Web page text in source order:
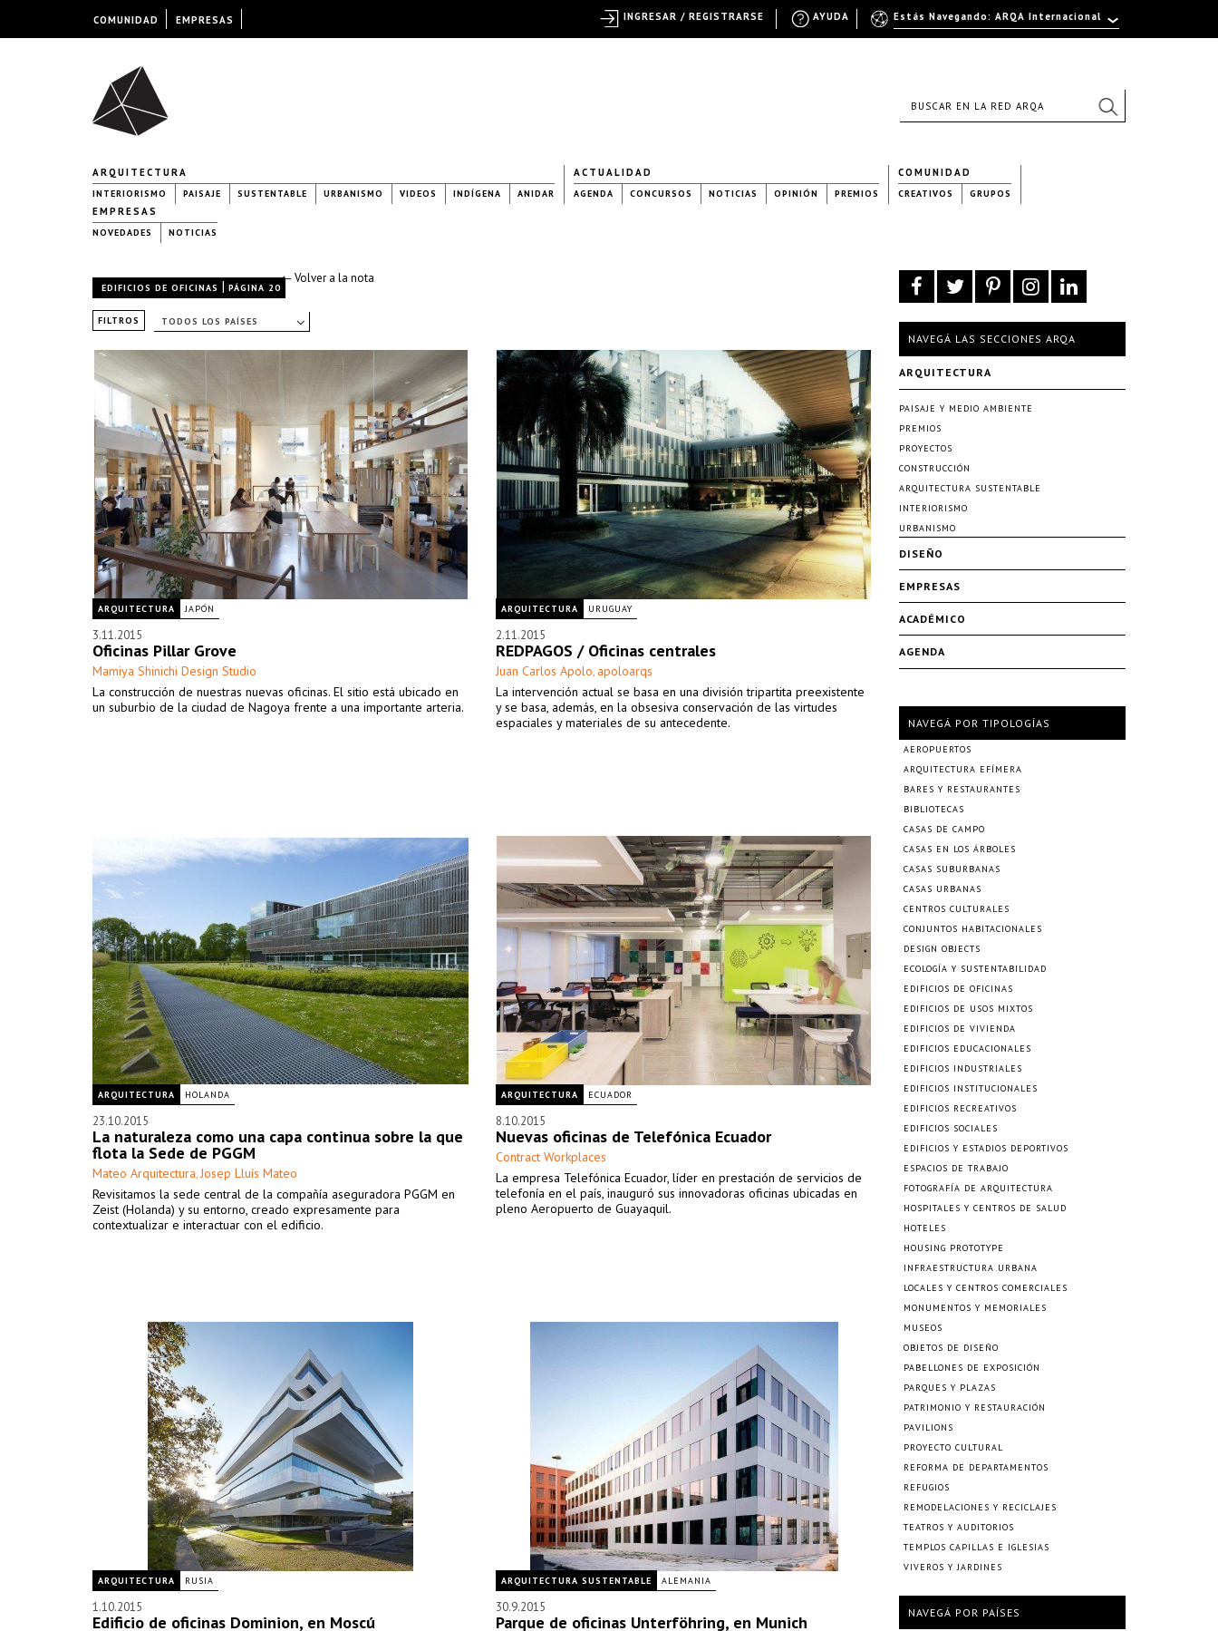
ARQUITECTURA
INTERIORISMO PAISAJE SUSTENTABLE URBANISMO VIDEOS INDÍGENA ANIDAR
ACTUALIDAD
AGENDA CONCURSOS NOTICIAS OPINIÓN PREMIOS
COMUNIDAD
CREATIVOS GRUPOS
EMPRESAS
NOVEDADES NOTICIAS
← Volver a la nota
EDIFICIOS DE OFICINAS | PÁGINA 20
FILTROS TODOS LOS PAÍSES
ARQUITECTURA JAPÓN
3.11.2015
Oficinas Pillar Grove
Mamiya Shinichi Design Studio
La construcción de nuestras nuevas oficinas. El sitio está ubicado en
un suburbio de la ciudad de Nagoya frente a una importante arteria.
ARQUITECTURA URUGUAY
2.11.2015
REDPAGOS / Oficinas centrales
Juan Carlos Apolo, apoloarqs
La intervención actual se basa en una división tripartita preexistente
y se basa, además, en la obsesiva conservación de las virtudes
espaciales y materiales de su antecedente.
ARQUITECTURA HOLANDA
23.10.2015
La naturaleza como una capa continua sobre la que
flota la Sede de PGGM
Mateo Arquitectura, Josep Lluís Mateo
Revisitamos la sede central de la compañía aseguradora PGGM en
Zeist (Holanda) y su entorno, creado expresamente para
contextualizar e interactuar con el edificio.
ARQUITECTURA ECUADOR
8.10.2015
Nuevas oficinas de Telefónica Ecuador
Contract Workplaces
La empresa Telefónica Ecuador, líder en prestación de servicios de
telefonía en el país, inauguró sus innovadoras oficinas ubicadas en
pleno Aeropuerto de Guayaquil.
ARQUITECTURA RUSIA
1.10.2015
Edificio de oficinas Dominion, en Moscú
ARQUITECTURA SUSTENTABLE ALEMANIA
30.9.2015
Parque de oficinas Unterföhring, en Munich
NAVEGÁ LAS SECCIONES ARQA
ARQUITECTURA
PAISAJE Y MEDIO AMBIENTE
PREMIOS
PROYECTOS
CONSTRUCCIÓN
ARQUITECTURA SUSTENTABLE
INTERIORISMO
URBANISMO
DISEÑO
EMPRESAS
ACADÉMICO
AGENDA
NAVEGÁ POR TIPOLOGÍAS
AEROPUERTOS
ARQUITECTURA EFÍMERA
BARES Y RESTAURANTES
BIBLIOTECAS
CASAS DE CAMPO
CASAS EN LOS ÁRBOLES
CASAS SUBURBANAS
CASAS URBANAS
CENTROS CULTURALES
CONJUNTOS HABITACIONALES
DESIGN OBJECTS
ECOLOGÍA Y SUSTENTABILIDAD
EDIFICIOS DE OFICINAS
EDIFICIOS DE USOS MIXTOS
EDIFICIOS DE VIVIENDA
EDIFICIOS EDUCACIONALES
EDIFICIOS INDUSTRIALES
EDIFICIOS INSTITUCIONALES
EDIFICIOS RECREATIVOS
EDIFICIOS SOCIALES
EDIFICIOS Y ESTADIOS DEPORTIVOS
ESPACIOS DE TRABAJO
FOTOGRAFÍA DE ARQUITECTURA
HOSPITALES Y CENTROS DE SALUD
HOTELES
HOUSING PROTOTYPE
INFRAESTRUCTURA URBANA
LOCALES Y CENTROS COMERCIALES
MONUMENTOS Y MEMORIALES
MUSEOS
OBJETOS DE DISEÑO
PABELLONES DE EXPOSICIÓN
PARQUES Y PLAZAS
PATRIMONIO Y RESTAURACIÓN
PAVILIONS
PROYECTO CULTURAL
REFORMA DE DEPARTAMENTOS
REFUGIOS
REMODELACIONES Y RECICLAJES
TEATROS Y AUDITORIOS
TEMPLOS CAPILLAS E IGLESIAS
VIVEROS Y JARDINES
NAVEGÁ POR PAÍSES
COMUNIDAD EMPRESAS Estás Navegando: ARQA Internacional
AYUDA
INGRESAR / REGISTRARSE